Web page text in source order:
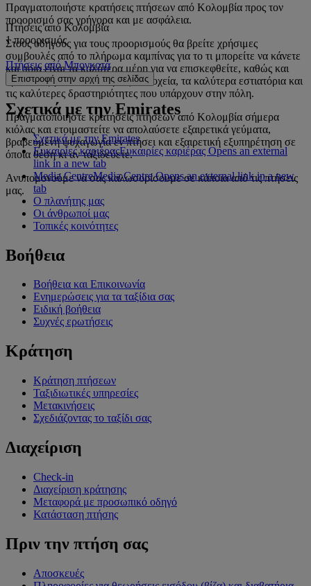
Πραγματοποιήστε κρατήσεις πτήσεων από Κολομβία προς τον
προορισμό σας γρήγορα και με ασφάλεια.
Στους οδηγούς για τους προορισμούς θα βρείτε χρήσιμες
συμβουλές από το πλήρωμα καμπίνας για το τι μπορείτε να κάνετε
και ποια είναι τα καλύτερα μέρη για να επισκεφθείτε, καθώς και
προτάσεις για τα καλύτερα ξενοδοχεία, τα καλύτερα εστιατόρια και
τις καλύτερες δραστηριότητες που υπάρχουν στην πόλη.
Πραγματοποιήστε κρατήσεις πτήσεων από Κολομβία σήμερα
κιόλας και ετοιμαστείτε να απολαύσετε εξαιρετικά γεύματα,
βραβευμένη ψυχαγωγία εν πτήσει και εξαιρετική εξυπηρέτηση σε
όποια θέση κι αν ταξιδεύετε.
Ανυπομονούμε να σας καλωσορίσουμε σε κάποια από τις πτήσεις
μας.
Πτήσεις από Κολομβία
1 προορισμός
Πτήσεις από Μπογκοτά
Επιστροφή στην αρχή της σελίδας
Σχετικά με την Emirates
Σχετικά με την Emirates
Ευκαιρίες καριέραςΕυκαιρίες καριέρας Opens an external
link in a new tab
Media CentreMedia Centre Opens an external link in a new
tab
Ο πλανήτης μας
Οι άνθρωποί μας
Τοπικές κοινότητες
Βοήθεια
Βοήθεια και Επικοινωνία
Ενημερώσεις για τα ταξίδια σας
Ειδική βοήθεια
Συχνές ερωτήσεις
Κράτηση
Κράτηση πτήσεων
Ταξιδιωτικές υπηρεσίες
Μετακινήσεις
Σχεδιάζοντας το ταξίδι σας
Διαχείριση
Check-in
Διαχείριση κράτησης
Μεταφορά με προσωπικό οδηγό
Κατάσταση πτήσης
Πριν την πτήση σας
Αποσκευές